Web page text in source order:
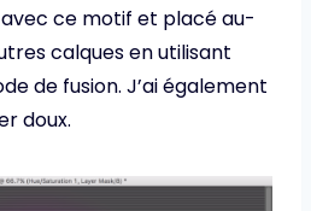
avec ce motif et placé au-
calques en utilisant
de fusion. J’ai également
doux.